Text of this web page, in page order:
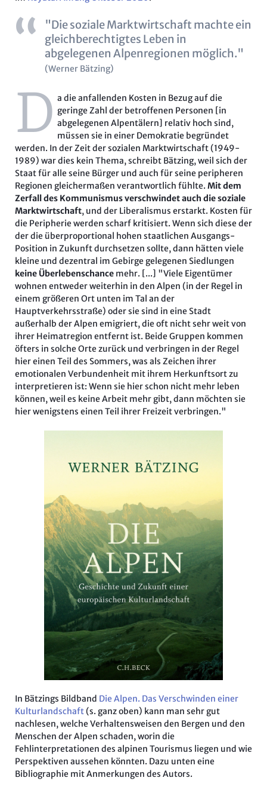
"Die soziale Marktwirtschaft machte ein
gleichberechtigtes Leben in
abgelegenen Alpenregionen möglich."
(Werner Bätzing)
D a die anfallenden Kosten in Bezug auf die
geringe Zahl der betroffenen Personen [in
abgelegenen Alpentälern] relativ hoch sind,
müssen sie in einer Demokratie begründet
werden. In der Zeit der sozialen Marktwirtschaft (1949-
1989) war dies kein Thema, schreibt Bätzing, weil sich der
Staat für alle seine Bürger und auch für seine peripheren
Regionen gleichermaßen verantwortlich fühlte. Mit dem
Zerfall des Kommunismus verschwindet auch die soziale
Marktwirtschaft, und der Liberalismus erstarkt. Kosten für
die Peripherie werden scharf kritisiert. Wenn sich diese der
der die überproportional hohen staatlichen Ausgangs-
Position in Zukunft durchsetzen sollte, dann hätten viele
kleine und dezentral im Gebirge gelegenen Siedlungen
keine Überlebenschancemehr. [...] "Viele Eigentümer
wohnen entweder weiterhin in den Alpen (in der Regel in
einem größeren Ort unten im Tal an der
Hauptverkehrsstraße) oder sie sind in eine Stadt
außerhalb der Alpen emigriert, die oft nicht sehr weit von
ihrer Heimatregion entfernt ist. Beide Gruppen kommen
öfters in solche Orte zurück und verbringen in der Regel
hier einen Teil des Sommers, was als Zeichen ihrer
emotionalen Verbundenheit mit ihrem Herkunftsort zu
interpretieren ist: Wenn sie hier schon nicht mehr leben
können, weil es keine Arbeit mehr gibt, dann möchten sie
hier wenigstens einen Teil ihrer Freizeit verbringen."
In Bätzings Bildband Die Alpen. Das Verschwinden einer
Kulturlandschaft(s. ganz oben) kann man sehr gut
nachlesen, welche Verhaltensweisen den Bergen und den
Menschen der Alpen schaden, worin die
Fehlinterpretationen des alpinen Tourismus liegen und wie
Perspektiven aussehen könnten. Dazu unten eine
Bibliographie mit Anmerkungen des Autors.